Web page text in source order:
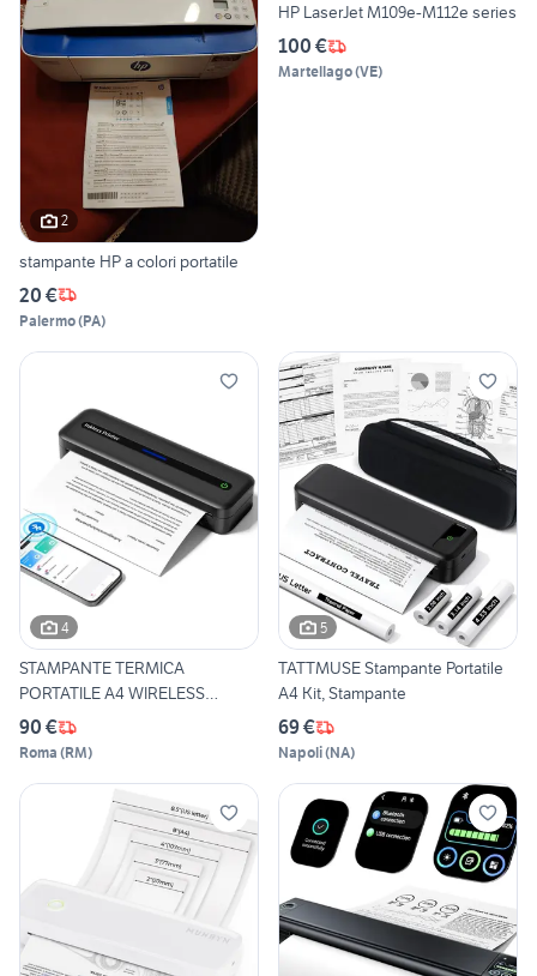
2
stampante HP a colori portatile
20 €
Palermo(PA)
HP LaserJet M109e-M112e series
100 €
Martellago(VE)
4
STAMPANTE TERMICA
PORTATILE A4 WIRELESS
NUOVA
90 €
Roma (RM)
5
TATTMUSE Stampante Portatile
A4 Kit, Stampante
69 €
Napoli(NA)